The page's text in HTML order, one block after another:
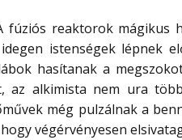
reaktorok mágikus
istenségek lépnek
hasítanak a
az alkimista nem ura
még pulzálnak a
végérvényesen